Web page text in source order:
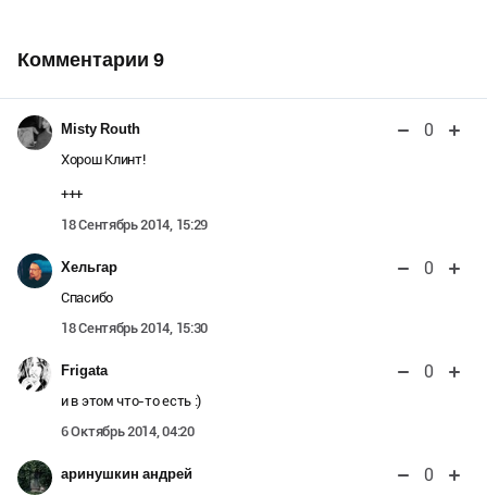
Комментарии 9
Misty Routh 0
Хорош Клинт!
+++
18 Сентябрь 2014, 15:29
Хельгар 0
Спасибо
18 Сентябрь 2014, 15:30
Frigata 0
и в этом что-то есть :)
6 Октябрь 2014, 04:20
аринушкин андрей 0